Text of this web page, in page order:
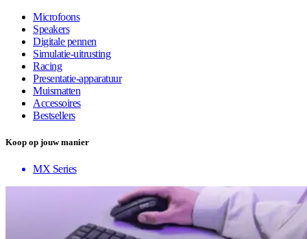
Microfoons
Speakers
Digitale pennen
Simulatie-uitrusting
Racing
Presentatie-apparatuur
Muismatten
Accessoires
Bestsellers
Koop op jouw manier
MX Series